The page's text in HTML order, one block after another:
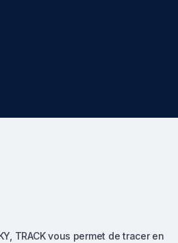
TRACK vous permet de tracer en